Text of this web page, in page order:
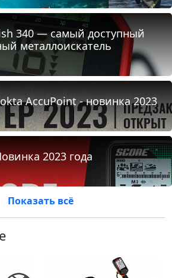
340 — самый доступный
металлоискатель
AccuPoint - новинка 2023
2023 года
Показать всё